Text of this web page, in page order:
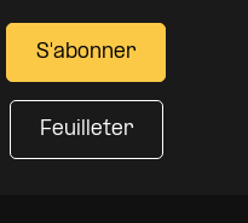
S'abonner
Feuilleter